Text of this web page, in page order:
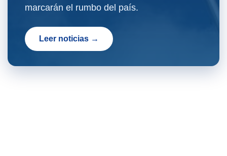
marcarán el rumbo del país.
Leer noticias →